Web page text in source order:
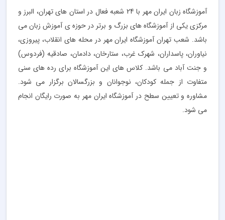
آموزشگاه زبان ایران مهر با 24 شعبه فعال در استان های تهران، البرز و
مرکزی یکی از آموزشگاه های بزرگ و برتر در حوزه ی آموزش زبان می
باشد. شعب تهران آموزشگاه ایران مهر در محله های انقلاب، پیروزی،
نیاوران، پاسداران، شهرک غرب، ستارخان، دادمان، صادقیه (فردوس)
و جنت آباد می باشد. کلاس های این آموزشگاه برای رده های سنی
متفاوت از جمله کودکان، نوجوانان و بزرگسالان برگزار می شود.
مشاوره و تعیین سطح در آموزشگاه ایران مهر به صورت رایگان انجام
می شود.